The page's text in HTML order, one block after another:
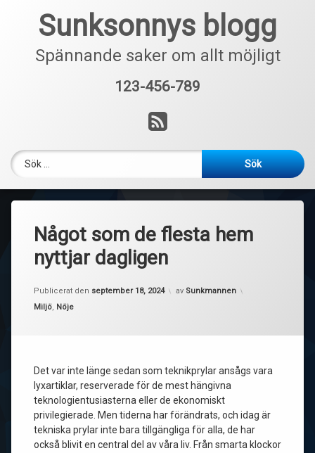
Sunksonnys blogg
Spännande saker om allt möjligt
123-456-789
RSS
Något som de flesta hem
nyttjar dagligen
Publicerat den september 18, 2024 av Sunkmannen
Kategorier:
Miljö, Nöje
Det var inte länge sedan som teknikprylar ansågs vara
lyxartiklar, reserverade för de mest hängivna
teknologientusiasterna eller de ekonomiskt
privilegierade. Men tiderna har förändrats, och idag är
tekniska prylar inte bara tillgängliga för alla, de har
också blivit en central del av våra liv. Från smarta klockor